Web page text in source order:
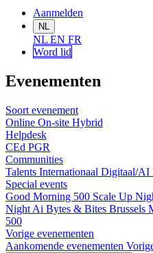
Aanmelden
NL
NL EN FR
Word lid
Evenementen
Soort evenement
Online On-site Hybrid
Helpdesk
CEd PGR
Communities
Talents Internationaal Digitaal/AI
Special events
Good Morning 500 Scale Up
Night Ai Bytes & Bites Brussels
500
Vorige evenementen
Aankomende evenementen